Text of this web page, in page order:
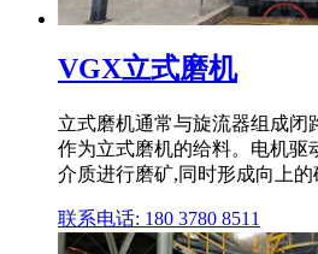
VGX立式磨机
立式磨机通常与旋流器组成闭
作为立式磨机的给料。电机驱
介质进行磨矿,同时形成向上
联系电话: 180 3780 8511